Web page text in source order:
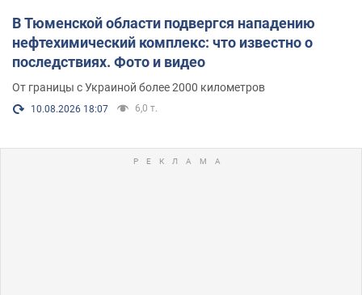
В Тюменской области подвергся нападению
нефтехимический комплекс: что известно о
последствиях. Фото и видео
От границы с Украиной более 2000 километров
10.08.2026 18:07 6,0 т.